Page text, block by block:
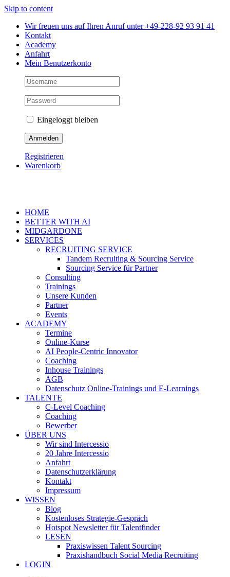
Skip to content
Wir freuen uns auf Ihren Anruf unter +49-228-92 93 91 41
Kontakt
Academy
Anfahrt
Mein Benutzerkonto
Eingeloggt bleiben
Registrieren
Warenkorb
HOME
BETTER WITH AI
MIDGARDONE
SERVICES
RECRUITING SERVICE
Tandem Recruiting & Sourcing Service
Sourcing Service für Partner
Consulting
Trainings
Unsere Kunden
Partner
Events
ACADEMY
Termine
Online-Kurse
AI People-Centric Innovator
Coaching
Inhouse Trainings
AGB
Datenschutz Online-Trainings und E-Learnings
TALENTE
C-Level Coaching
Coaching
Bewerber
ÜBER UNS
Wir sind Intercessio
20 Jahre Intercessio
Anfahrt
Datenschutzerklärung
Kontakt
Impressum
WISSEN
Blog
Kostenloses Strategie-Gespräch
Hotspot Newsletter für Talentfinder
LESEN
Praxiswissen Talent Sourcing
Praxishandbuch Social Media Recruiting
LOGIN